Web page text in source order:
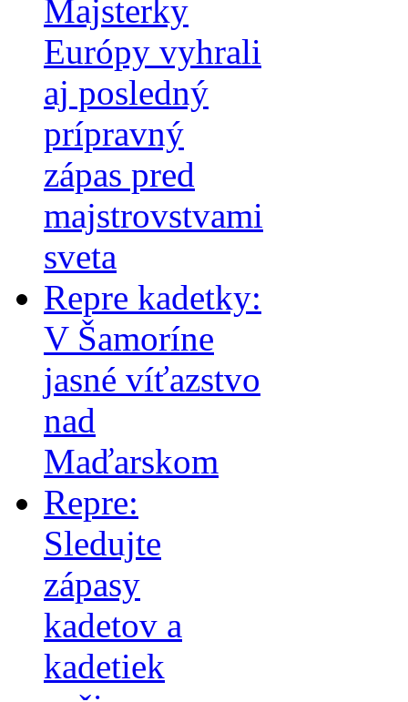
Majsterky
Európy vyhrali
aj posledný
prípravný
zápas pred
majstrovstvami
sveta
Repre kadetky:
V Šamoríne
jasné víťazstvo
nad
Maďarskom
Repre:
Sledujte
zápasy
kadetov a
kadetiek